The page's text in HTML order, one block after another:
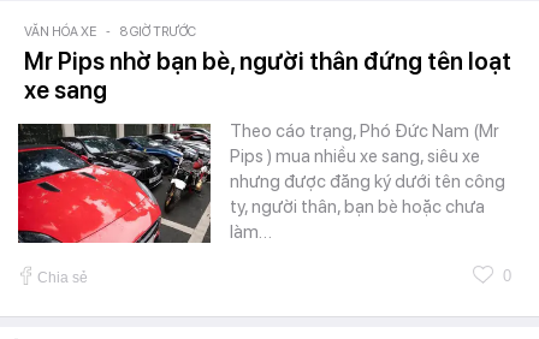
VĂN HÓA XE - 8 GIỜ TRƯỚC
Mr Pips nhờ bạn bè, người thân đứng tên loạt
xe sang
Theo cáo trạng, Phó Đức Nam (Mr
Pips ) mua nhiều xe sang, siêu xe
nhưng được đăng ký dưới tên công
ty, người thân, bạn bè hoặc chưa
làm…
Chia sẻ 0